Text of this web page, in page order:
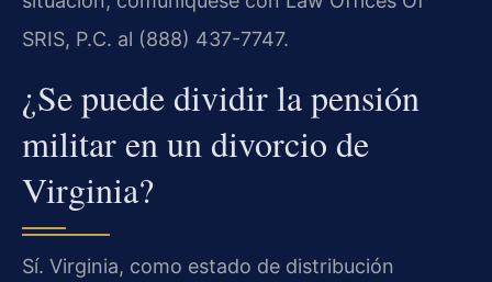
SRIS, P.C. al (888) 437-7747.
¿Se puede dividir la pensión
militar en un divorcio de
Virginia?
Sí. Virginia, como estado de distribución